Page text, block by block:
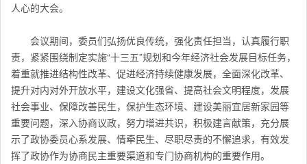
人心的大会。
会议期间，委员们弘扬优良传统，强化责任担当，认真履行职
责，紧紧围绕制定实施“十三五”规划和今年经济社会发展目标任务，
着重就推进结构性改革、促进经济持续健康发展，全面深化改革、
提升对内对外开放水平，建设文化强省、提高社会文明程度，发展
社会事业、保障改善民生，保护生态环境、建设美丽宜居新家园等
重要问题，深入协商议政，努力增进共识，积极建言献策，充分展
示了政协委员心系发展、情牵民生、尽职尽责的不懈追求，有效发
挥了政协作为协商民主重要渠道和专门协商机构的重要作用。